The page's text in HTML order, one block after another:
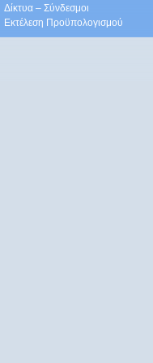
Δίκτυα – Σύνδεσμοι
Εκτέλεση Προϋπολογισμού